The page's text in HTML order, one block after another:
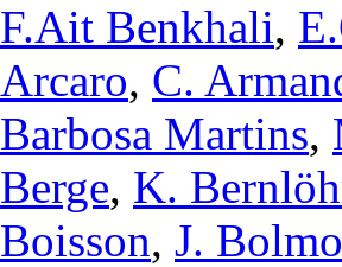
F.Ait Benkhali,
Arcaro, C.
Barbosa Martins,
Berge, K.
Boisson, J.